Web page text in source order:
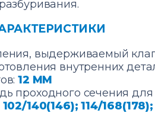
выдерживаемый
внутренних
12 ММ
проходного сечения
102/140(146); 114/